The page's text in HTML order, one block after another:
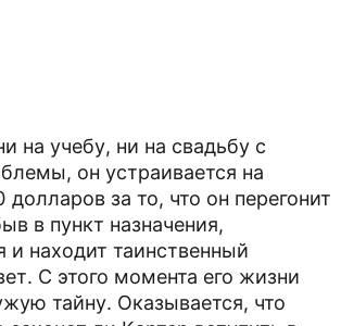
на учебу, ни на свадьбу с
он устраивается на
за то, что он перегонит
в пункт назначения,
находит таинственный
С этого момента его жизни
тайну. Оказывается, что